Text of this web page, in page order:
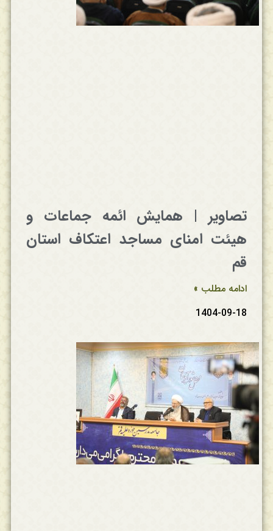
تصاویر | همایش ائمه جماعات و
هیئت امنای مساجد اعتکاف استان
قم
ادامه مطلب »
1404-09-18